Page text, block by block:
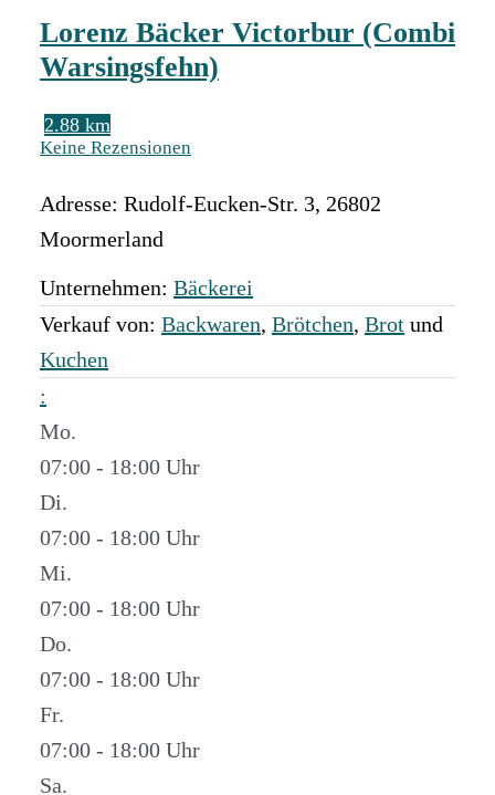
Lorenz Bäcker Victorbur (Combi
Warsingsfehn)
2.88 km
Keine Rezensionen
Adresse: Rudolf-Eucken-Str. 3, 26802
Moormerland
Unternehmen: Bäckerei
Verkauf von: Backwaren, Brötchen, Brot und
Kuchen
:
Mo.
07:00 - 18:00
Di.
07:00 - 18:00
Mi.
07:00 - 18:00
Do.
07:00 - 18:00
Fr.
07:00 - 18:00
Sa.